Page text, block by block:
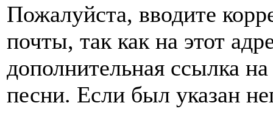
Пожалуйста, вводите
почты, так как на этот
дополнительная ссылка
песни. Если был указан